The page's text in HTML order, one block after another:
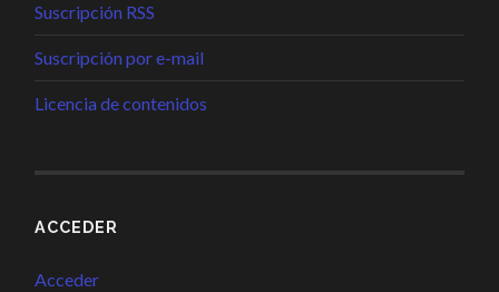
Suscripción RSS
Suscripción por e-mail
Licencia de contenidos
ACCEDER
Acceder